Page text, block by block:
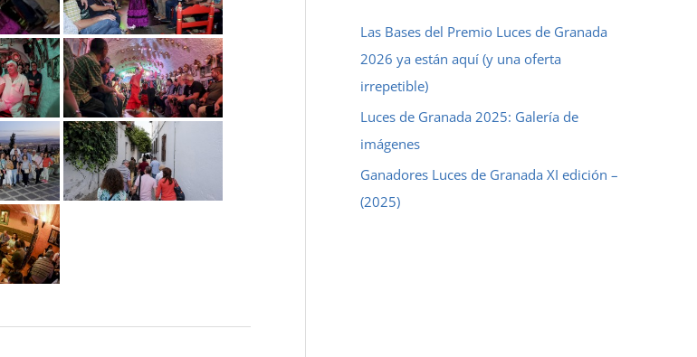
r
p
o
r
:
Las Bases del Premio Luces de Granada
2026 ya están aquí (y una oferta
irrepetible)
Luces de Granada 2025: Galería de
imágenes
Ganadores Luces de Granada XI edición –
(2025)